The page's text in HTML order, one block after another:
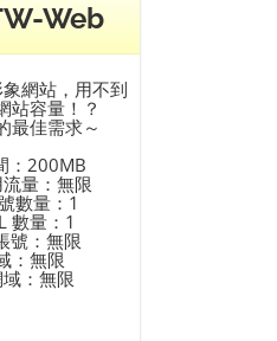
Web
網站，用不到
站容量！？
最佳需求～
：200MB
量：無限
數量：1
數量：1
號：無限
：無限
：無限